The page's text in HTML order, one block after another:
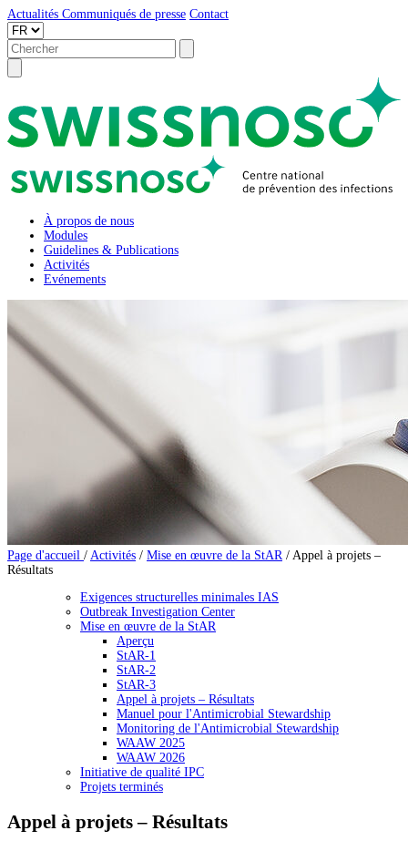
Actualités Communiqués de presse Contact
À propos de nous
Modules
Guidelines & Publications
Activités
Evénements
Page d'accueil / Activités / Mise en œuvre de la StAR / Appel à projets –
Résultats
Exigences structurelles minimales IAS
Outbreak Investigation Center
Mise en œuvre de la StAR
Aperçu
StAR-1
StAR-2
StAR-3
Appel à projets – Résultats
Manuel pour l'Antimicrobial Stewardship
Monitoring de l'Antimicrobial Stewardship
WAAW 2025
WAAW 2026
Initiative de qualité IPC
Projets terminés
Appel à projets – Résultats